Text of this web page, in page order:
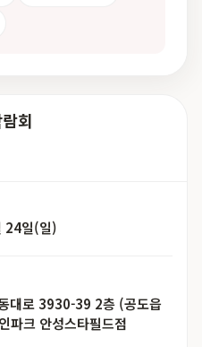
회
24일(일)
대로 3930-39 2층 (공도읍
파크 안성스타필드점